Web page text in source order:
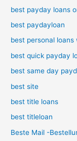
best payday loans
best paydayloan
best personal
best quick payday
best same day
best site
best title loans
best titleloan
Beste Mail -